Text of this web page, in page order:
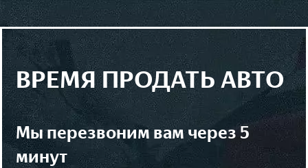
ВРЕМЯ ПРОДАТЬ АВТО
мы перезвоним вам через 5
минут